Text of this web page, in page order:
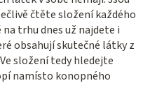
čtěte složení každého
trhu dnes už najdete i
obsahují skutečné látky z
složení tedy hledejte
namísto konopného